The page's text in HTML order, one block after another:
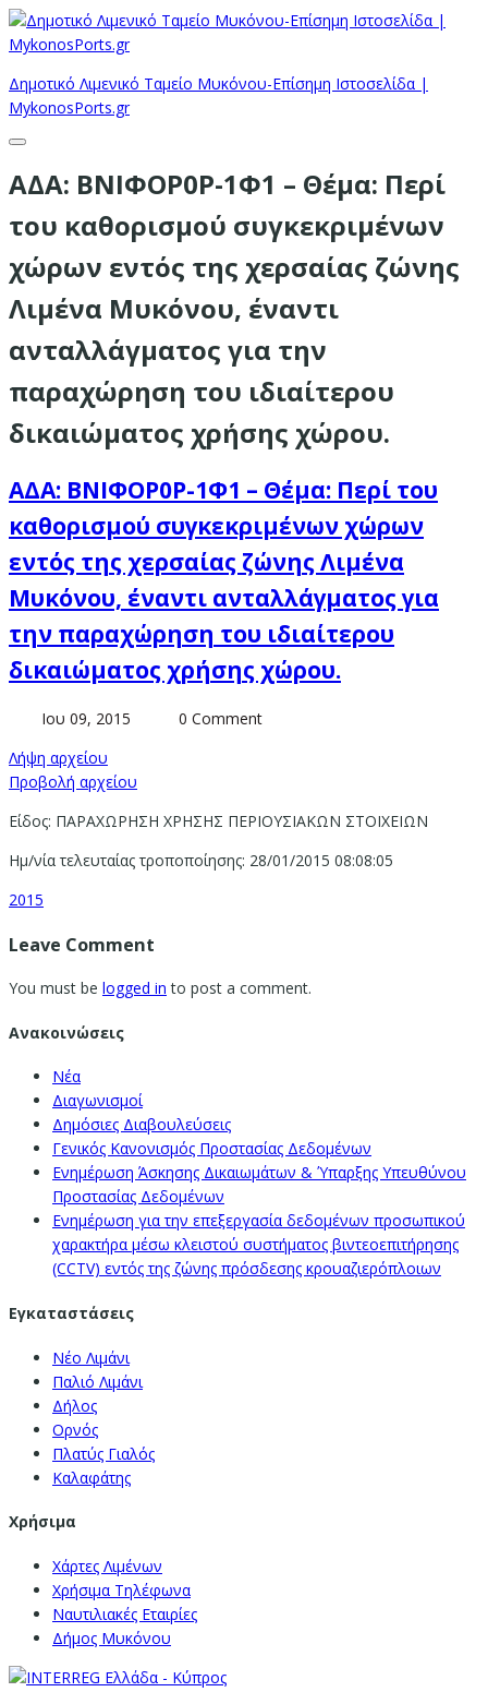
Δημοτικό Λιμενικό Ταμείο Μυκόνου-Επίσημη Ιστοσελίδα |
MykonosPorts.gr
ΑΔΑ: ΒΝΙΦΟΡ0Ρ-1Φ1 – Θέμα: Περί
του καθορισμού συγκεκριμένων
χώρων εντός της χερσαίας ζώνης
Λιμένα Μυκόνου, έναντι
ανταλλάγματος για την
παραχώρηση του ιδιαίτερου
δικαιώματος χρήσης χώρου.
ΑΔΑ: ΒΝΙΦΟΡ0Ρ-1Φ1 – Θέμα: Περί του
καθορισμού συγκεκριμένων χώρων
εντός της χερσαίας ζώνης Λιμένα
Μυκόνου, έναντι ανταλλάγματος για
την παραχώρηση του ιδιαίτερου
δικαιώματος χρήσης χώρου.
Ιου 09, 2015
0 Comment
Λήψη αρχείου
Προβολή αρχείου
Είδος: ΠΑΡΑΧΩΡΗΣΗ ΧΡΗΣΗΣ ΠΕΡΙΟΥΣΙΑΚΩΝ ΣΤΟΙΧΕΙΩΝ
Ημ/νία τελευταίας τροποποίησης: 28/01/2015 08:08:05
2015
Leave Comment
You must be logged in to post a comment.
Ανακοινώσεις
Νέα
Διαγωνισμοί
Δημόσιες Διαβουλεύσεις
Γενικός Κανονισμός Προστασίας Δεδομένων
Ενημέρωση Άσκησης Δικαιωμάτων & Ύπαρξης Υπευθύνου
Προστασίας Δεδομένων
Ενημέρωση για την επεξεργασία δεδομένων προσωπικού
χαρακτήρα μέσω κλειστού συστήματος βιντεοεπιτήρησης
(CCTV) εντός της ζώνης πρόσδεσης κρουαζιερόπλοιων
Εγκαταστάσεις
Νέο Λιμάνι
Παλιό Λιμάνι
Δήλος
Ορνός
Πλατύς Γιαλός
Καλαφάτης
Χρήσιμα
Χάρτες Λιμένων
Χρήσιμα Τηλέφωνα
Ναυτιλιακές Εταιρίες
Δήμος Μυκόνου